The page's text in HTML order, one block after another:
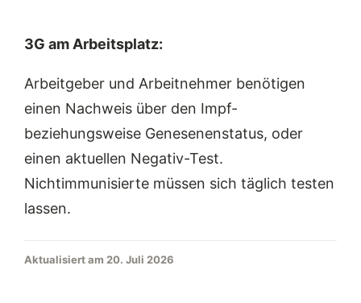
3G am Arbeitsplatz:
Arbeitgeber und Arbeitnehmer benötigen
einen Nachweis über den Impf-
beziehungsweise Genesenenstatus, oder
einen aktuellen Negativ-Test.
Nichtimmunisierte müssen sich täglich testen
lassen.
Aktualisiert am 20. Juli 2026